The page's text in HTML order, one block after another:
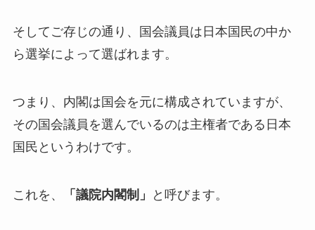
そしてご存じの通り、国会議員は日本国民の中か
ら選挙によって選ばれます。
つまり、内閣は国会を元に構成されていますが、
その国会議員を選んでいるのは主権者である日本
国民というわけです。
これを、 「議院内閣制」 と呼びます。